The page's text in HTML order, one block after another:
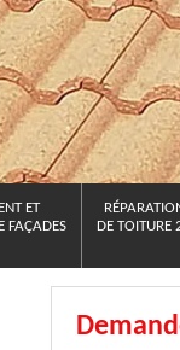
ET
FAÇADES
DE TOITURE